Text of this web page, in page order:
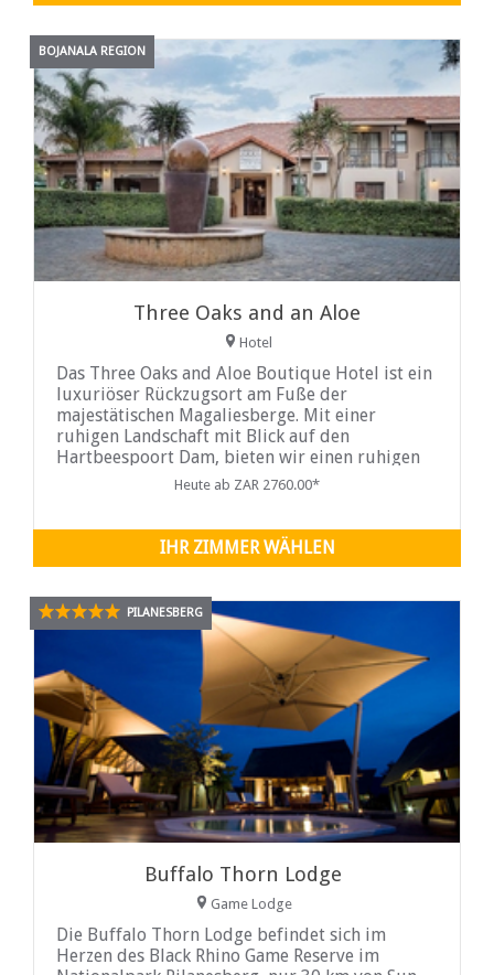
BOJANALA REGION
Three Oaks and an Aloe
Hotel
Das Three Oaks and Aloe Boutique Hotel ist ein
luxuriöser Rückzugsort am Fuße der
majestätischen Magaliesberge. Mit einer
ruhigen Landschaft mit Blick auf den
Hartbeespoort Dam, bieten wir einen ruhigen
Rückzugsort, mit fantastischem
Heute ab ZAR 2760.00*
IHR ZIMMER WÄHLEN
PILANESBERG
Buffalo Thorn Lodge
Game Lodge
Die Buffalo Thorn Lodge befindet sich im
Herzen des Black Rhino Game Reserve im